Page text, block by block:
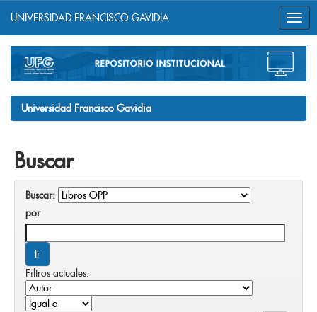
navigation
UNIVERSIDAD FRANCISCO GAVIDIA
Universidad Francisco Gavidia
Buscar
Buscar:
por
Filtros actuales: